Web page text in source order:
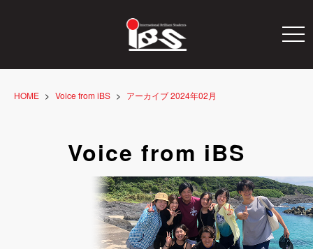
HOME Voice from iBS アーカイブ 2024年02月
Voice from iBS